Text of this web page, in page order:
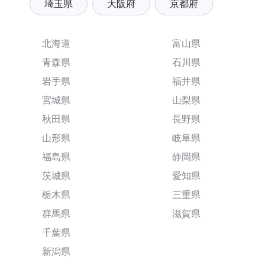
埼玉県 大阪府 京都府
北海道
青森県
岩手県
宮城県
秋田県
山形県
福島県
茨城県
栃木県
群馬県
千葉県
新潟県
富山県
石川県
福井県
山梨県
長野県
岐阜県
静岡県
愛知県
三重県
滋賀県